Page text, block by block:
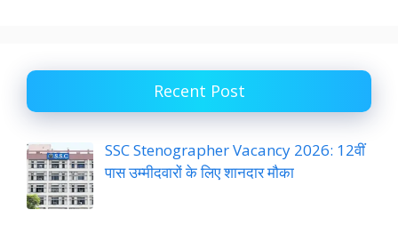
Recent Post
SSC Stenographer Vacancy 2026: 12वीं
पास उम्मीदवारों के लिए शानदार मौका